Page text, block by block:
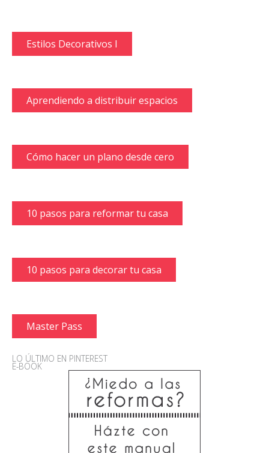
Estilos Decorativos I
Aprendiendo a distribuir espacios
Cómo hacer un plano desde cero
10 pasos para reformar tu casa
10 pasos para decorar tu casa
Master Pass
LO ÚLTIMO EN PINTEREST
E-BOOK